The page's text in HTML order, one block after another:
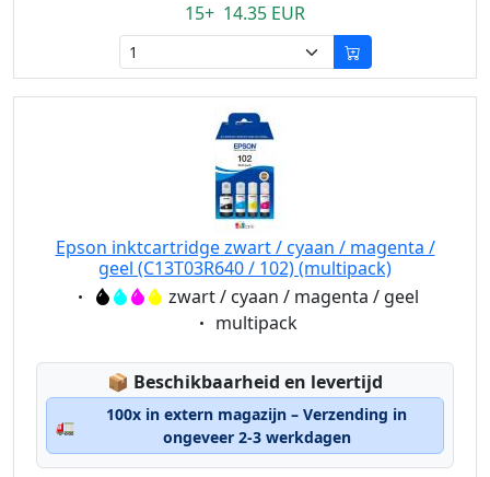
15+ 14.35 EUR
Epson inktcartridge zwart / cyaan / magenta /
geel (C13T03R640 / 102) (multipack)
Eigenschaft:zwart / cyaan / magenta / geel
Eigenschaft:
multipack
📦 Lagerstatus:
Beschikbaarheid en levertijd
🚛
100x in extern magazijn – Verzending in
ongeveer 2-3 werkdagen